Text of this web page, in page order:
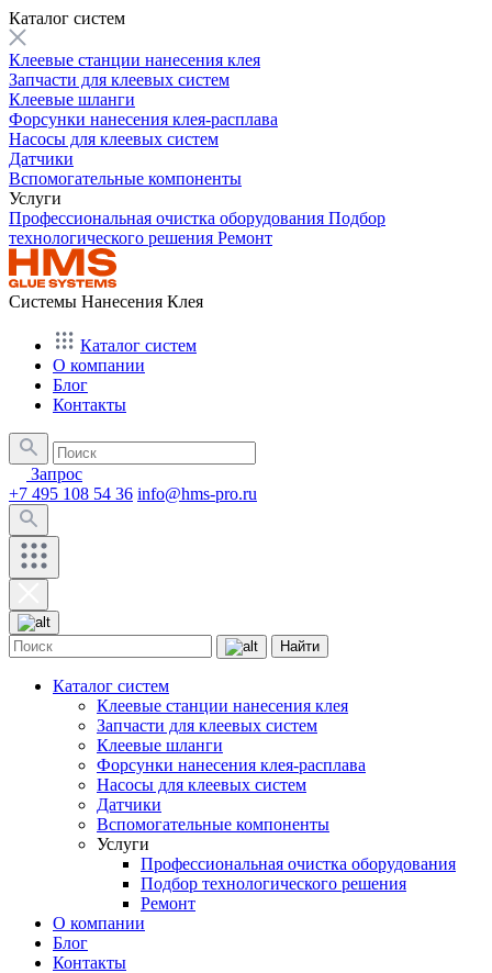
Каталог систем
Клеевые станции нанесения клея
Запчасти для клеевых систем
Клеевые шланги
Форсунки нанесения клея-расплава
Насосы для клеевых систем
Датчики
Вспомогательные компоненты
Услуги
Профессиональная очистка оборудования Подбор
технологического решения Ремонт
Системы Нанесения Клея
Каталог систем
О компании
Блог
Контакты
Запрос
+7 495 108 54 36 info@hms-pro.ru
Найти
Каталог систем
Клеевые станции нанесения клея
Запчасти для клеевых систем
Клеевые шланги
Форсунки нанесения клея-расплава
Насосы для клеевых систем
Датчики
Вспомогательные компоненты
Услуги
Профессиональная очистка оборудования
Подбор технологического решения
Ремонт
О компании
Блог
Контакты